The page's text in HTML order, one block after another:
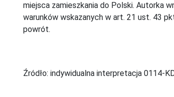
miejsca zamieszkania do Polski. Autorka
warunków wskazanych w art. 21 ust. 43
powrót.
Źródło: indywidualna interpretacja 0114-